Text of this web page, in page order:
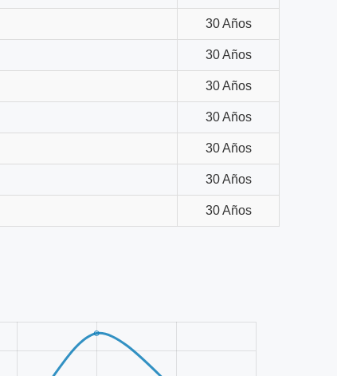
30 Años
30 Años
30 Años
30 Años
30 Años
30 Años
30 Años